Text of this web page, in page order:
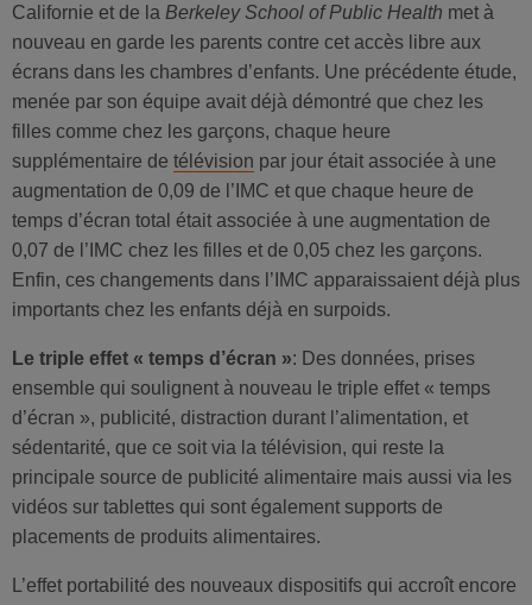
Californie et de la Berkeley School of Public Health met à
nouveau en garde les parents contre cet accès libre aux
écrans dans les chambres d’enfants. Une précédente étude,
menée par son équipe avait déjà démontré que chez les
filles comme chez les garçons, chaque heure
supplémentaire de télévision par jour était associée à une
augmentation de 0,09 de l’IMC et que chaque heure de
temps d’écran total était associée à une augmentation de
0,07 de l’IMC chez les filles et de 0,05 chez les garçons.
Enfin, ces changements dans l’IMC apparaissaient déjà plus
importants chez les enfants déjà en surpoids.
Le triple effet « temps d’écran »: Des données, prises
ensemble qui soulignent à nouveau le triple effet « temps
d’écran », publicité, distraction durant l’alimentation, et
sédentarité, que ce soit via la télévision, qui reste la
principale source de publicité alimentaire mais aussi via les
vidéos sur tablettes qui sont également supports de
placements de produits alimentaires.
L’effet portabilité des nouveaux dispositifs qui accroît encore